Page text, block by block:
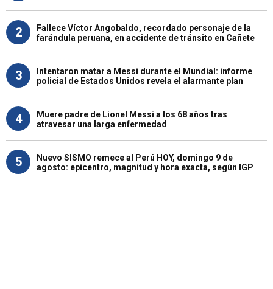
2
Fallece Víctor Angobaldo, recordado personaje de la
farándula peruana, en accidente de tránsito en Cañete
3
Intentaron matar a Messi durante el Mundial: informe
policial de Estados Unidos revela el alarmante plan
4
Muere padre de Lionel Messi a los 68 años tras
atravesar una larga enfermedad
5
Nuevo SISMO remece al Perú HOY, domingo 9 de
agosto: epicentro, magnitud y hora exacta, según IGP